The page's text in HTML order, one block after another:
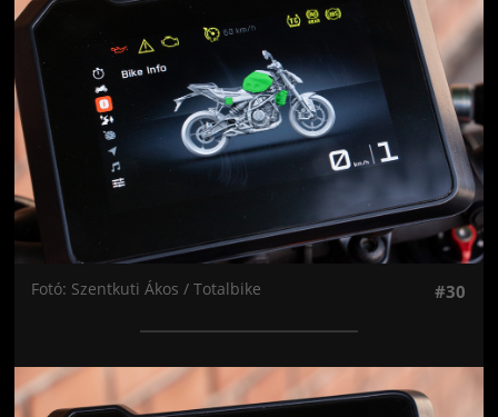
Fotó: Szentkuti Ákos / Totalbike #30
Jön még kép!